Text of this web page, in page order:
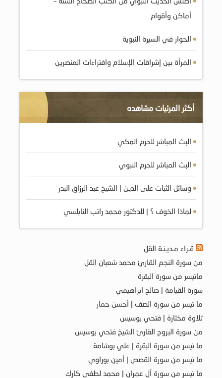
أماكن وأقوام
الحوار في السيرة النبوية
المرأة بين إشراقات الإسلام وافتراءات المنصرين
أكثر المرئيات مشاهده
البث المباشر للحرم المكي
البث المباشر للحرم النبوي
وسائل الثبات على الدين | الشيخ عبد الرزاق البدر
لماذا الخوف ؟ | للدكتور محمد راتب النابلسي
قـراء مـديـنـة القل
من سورة النجم القارئ محمد شعبان القل
ماتيسر من سورة البقرة
سورة القيامة | صالح ابراهيمي
ما تيسر من سورة الصف | أحسن حمار
تلاوة مختارة | فتحي بوسيس
من سورة البروج القارئ الشيخ فتحي بوسيس
ما تيسر من سورة البقرة | علي بوشامة
ما تيسر من سورة القصص | أمين بوراوي
ما تيسر من سورة آل عمران | محمد لطفي كارك